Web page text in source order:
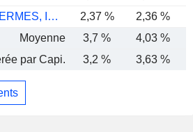
FEDERATED HERMES, INC.
2,37 % 2,36 %
Moyenne
3,7 % 4,03 %
par Capi.
3,2 % 3,63 %